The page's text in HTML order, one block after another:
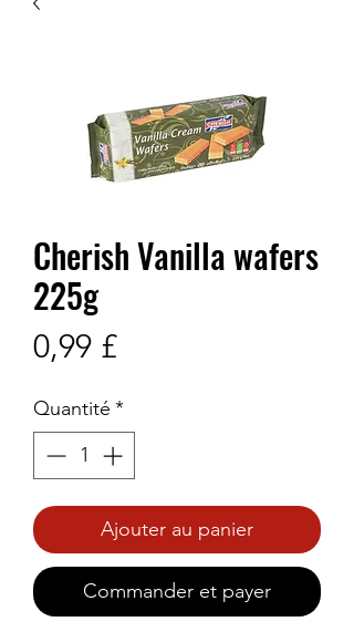
Cherish Vanilla wafers
225g
0,99 £Prix
Quantité *
Ajouter au panier
Commander et payer